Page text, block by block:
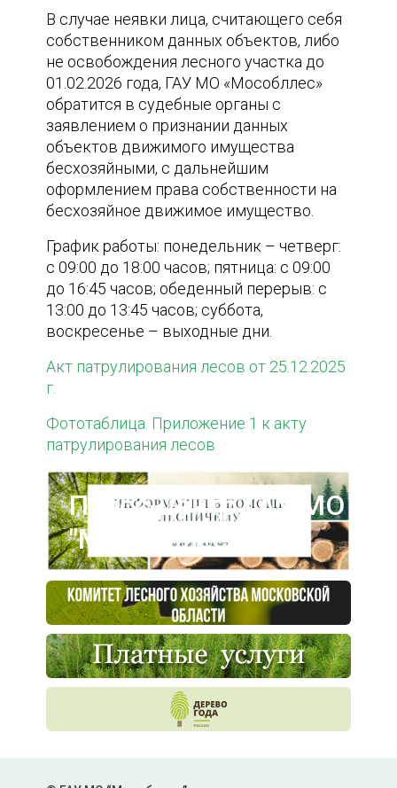
В случае неявки лица, считающего себя
собственником данных объектов, либо
не освобождения лесного участка до
01.02.2026 года, ГАУ МО «Мособллес»
обратится в судебные органы с
заявлением о признании данных
объектов движимого имущества
бесхозяйными, с дальнейшим
оформлением права собственности на
бесхозяйное движимое имущество.
График работы: понедельник – четверг:
с 09:00 до 18:00 часов; пятница: с 09:00
до 16:45 часов; обеденный перерыв: с
13:00 до 13:45 часов; суббота,
воскресенье – выходные дни.
Акт патрулирования лесов от 25.12.2025
г.
Фототаблица. Приложение 1 к акту
патрулирования лесов
Пресс-центр ГАУ МО
"Мособллес"